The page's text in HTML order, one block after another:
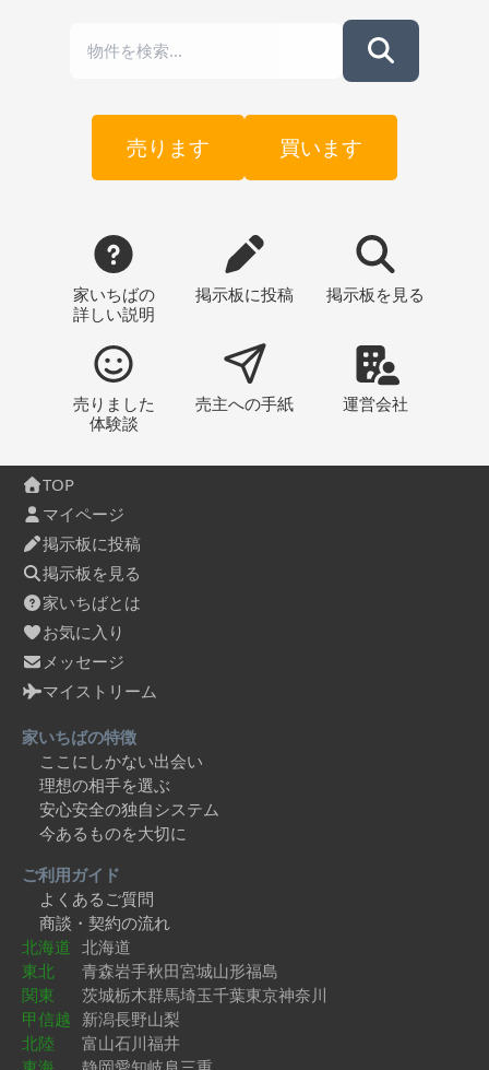
売ります 買います
家いちばの
詳しい説明
掲示板に投稿 掲示板 を見る
売りました
体験談
売主への手紙 運営会社
TOP
マイページ
掲示板に投稿
掲示板を見る
家いちばとは
お気に入り
メッセージ
マイストリーム
家いちばの特徴
ここにしかない出会い
理想の相手を選ぶ
安心安全の独自システム
今あるものを大切に
ご利用ガイド
よくあるご質問
商談・契約の流れ
北海道 北海道
東北
青森岩手秋田宮城山形福島
関東
茨城栃木群馬埼玉千葉東京神奈川
甲信越 新潟長野山梨
北陸
富山石川福井